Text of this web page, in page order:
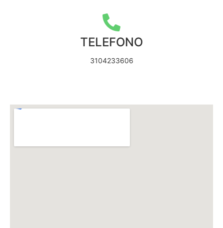
TELEFONO
3104233606